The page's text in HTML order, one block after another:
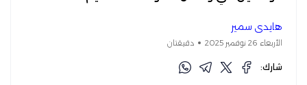
هايدي سمير
الأربعاء 26 نوفمبر 2025 دقيقتان
شارك: